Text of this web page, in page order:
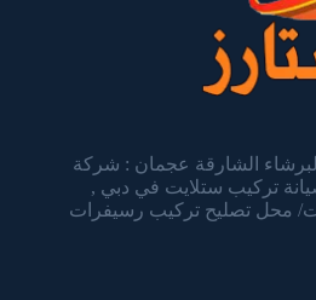
الشارقة عجمان : شركة
تركيب ستلايت في دبي ,
محل تصليح تركيب رسيفرات